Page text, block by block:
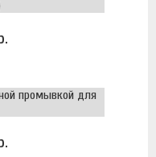
промывкой для